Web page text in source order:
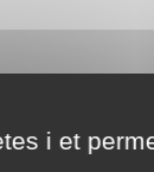
i et